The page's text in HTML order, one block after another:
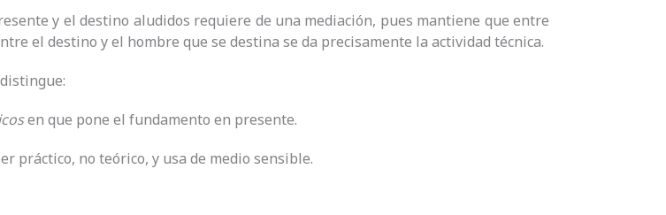
y el destino aludidos requiere de una mediación, pues mantiene que entre
el destino y el hombre que se destina se da precisamente la actividad técnica.
en que pone el fundamento en presente.
práctico, no teórico, y usa de medio sensible.